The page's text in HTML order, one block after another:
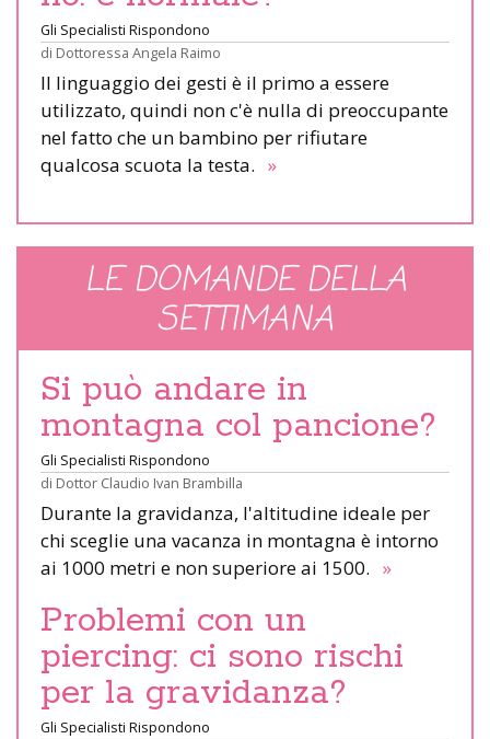
Gli Specialisti Rispondono
di Dottoressa Angela Raimo
Il linguaggio dei gesti è il primo a essere
utilizzato, quindi non c'è nulla di preoccupante
nel fatto che un bambino per rifiutare
qualcosa scuota la testa. »
LE DOMANDE DELLA
SETTIMANA
Si può andare in
montagna col pancione?
Gli Specialisti Rispondono
di Dottor Claudio Ivan Brambilla
Durante la gravidanza, l'altitudine ideale per
chi sceglie una vacanza in montagna è intorno
ai 1000 metri e non superiore ai 1500. »
Problemi con un
piercing: ci sono rischi
per la gravidanza?
Gli Specialisti Rispondono